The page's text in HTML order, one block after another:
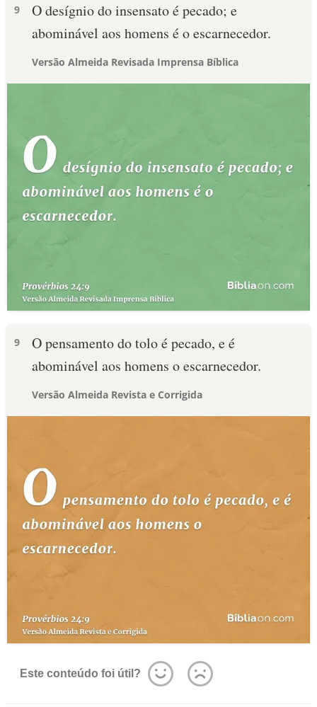
9
O desígnio do insensato é pecado; e
abominável aos homens é o escarnecedor.
Versão Almeida Revisada Imprensa Bíblica
9
O pensamento do tolo é pecado, e é
abominável aos homens o escarnecedor.
Versão Almeida Revista e Corrigida
Este conteúdo foi útil?